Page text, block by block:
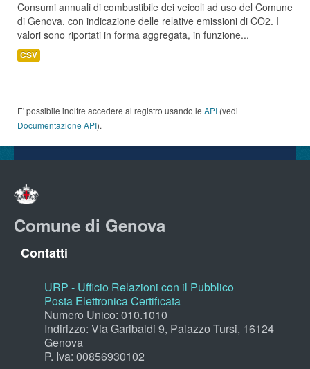
Consumi annuali di combustibile dei veicoli ad uso del Comune
di Genova, con indicazione delle relative emissioni di CO2. I
valori sono riportati in forma aggregata, in funzione...
CSV
E' possibile inoltre accedere al registro usando le API (vedi
Documentazione API).
Comune di Genova
Contatti
URP - Ufficio Relazioni con il Pubblico
Posta Elettronica Certificata
Numero Unico: 010.1010
Indirizzo: Via Garibaldi 9, Palazzo Tursi, 16124
Genova
P. Iva: 00856930102